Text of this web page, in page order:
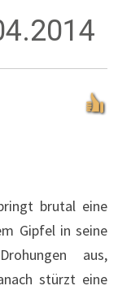
brutal eine
Gipfel in seine
aus,
stürzt eine